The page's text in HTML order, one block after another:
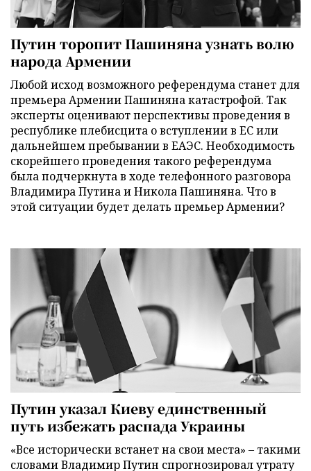
Путин торопит Пашиняна узнать волю
народа Армении
Любой исход возможного референдума станет для
премьера Армении Пашиняна катастрофой. Так
эксперты оценивают перспективы проведения в
республике плебисцита о вступлении в ЕС или
дальнейшем пребывании в ЕАЭС. Необходимость
скорейшего проведения такого референдума
была подчеркнута в ходе телефонного разговора
Владимира Путина и Никола Пашиняна. Что в
этой ситуации будет делать премьер Армении?
Путин указал Киеву единственный
путь избежать распада Украины
«Все исторически встанет на свои места» – такими
словами Владимир Путин спрогнозировал утрату